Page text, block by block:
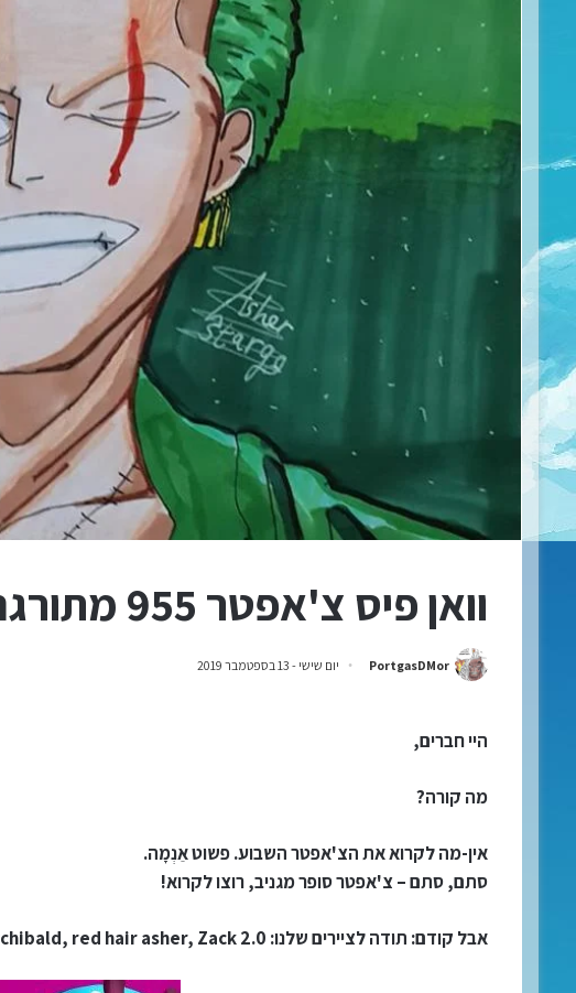
וואן פיס צ'אפטר 955 מתורגם לעברית!
PortgasDMor יום שישי - 13 בספטמבר 2019
היי חברים,
מה קורה?
אין-מה לקרוא את הצ'אפטר השבוע. פשוט אֵנְמָה.
סתם, סתם – צ'אפטר סופר מגניב, רוצו לקרוא!
אבל קודם: תודה לציירים שלנו: orchibald, red hair asher, Zack 2.0 וידין!